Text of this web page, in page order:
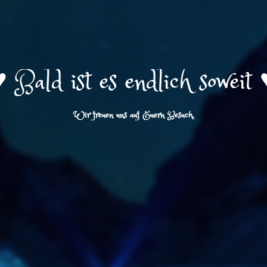
Bald ist es endlich soweit
Wir freuen uns auf Euern Besuch.